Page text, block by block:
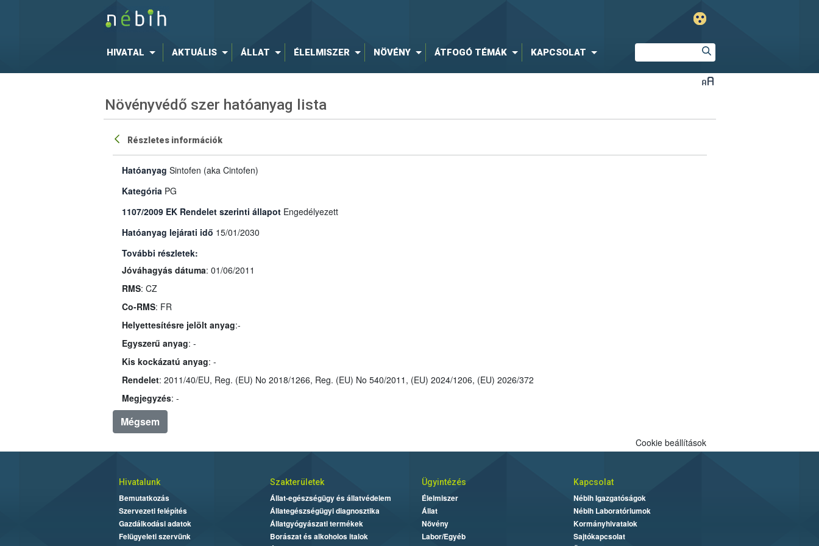
HIVATAL AKTUÁLIS ÁLLAT ÉLELMISZER NÖVÉNY ÁTFOGÓ TÉMÁK KAPCSOLAT
Növényvédő szer hatóanyag lista
Részletes információk
Hatóanyag Sintofen (aka Cintofen)
Kategória PG
1107/2009 EK Rendelet szerinti állapot Engedélyezett
Hatóanyag lejárati idő 15/01/2030
További részletek:
Jóváhagyás dátuma: 01/06/2011
RMS: CZ
Co-RMS: FR
Helyettesítésre jelölt anyag:-
Egyszerű anyag: -
Kis kockázatú anyag: -
Rendelet
: 2011/40/EU, Reg. (EU) No 2018/1266, Reg. (EU) No 540/2011, (EU) 2024/1206, (EU) 2026/372
Megjegyzés: -
Mégsem
Cookie beállítások
Hivatalunk
Bemutatkozás
Szervezeti felépítés
Gazdálkodási adatok
Felügyeleti szervünk
Szakterületek
Állat-egészségügy és állatvédelem
Állategészségügyi diagnosztika
Állatgyógyászati termékek
Borászat és alkoholos italok
Ügyintézés
Élelmiszer
Állat
Növény
Labor/Egyéb
Kapcsolat
Nébih Igazgatóságok
Nébih Laboratóriumok
Kormányhivatalok
Sajtókapcsolat